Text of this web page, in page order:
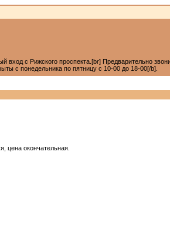
с Рижского проспекта.[br] Предварительно
с понедельника по пятницу с 10-00 до 18-00[/b].
цена окончательная.